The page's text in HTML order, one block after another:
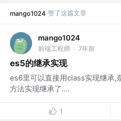
mango1024 赞了这篇文章
mango1024
前端工程师 · 7年前
es5的继承实现
es6里可以直接用class实现继承,
方法实现继承了....
1